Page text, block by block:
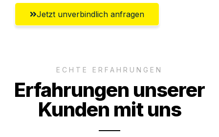
Jetzt unverbindlich anfragen
ECHTE ERFAHRUNGEN
Erfahrungen unserer
Kunden mit uns